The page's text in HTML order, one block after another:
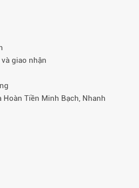
giao nhận
Hoàn Tiền Minh Bạch, Nhanh